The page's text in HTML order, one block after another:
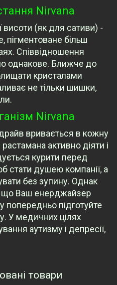
Nirvana
(як для сативи) -
пігментоване більш
Співвідношення
однакове. Ближче до
кристалами
не тільки шишки,
Nirvana
вривається в кожну
активно діяти і
курити перед
стати душею компанії, а
без зупину. Однак
що Ваш енерджайзер
попередньо підготуйте
У медичних цілях
аутизму і депресії,
товари